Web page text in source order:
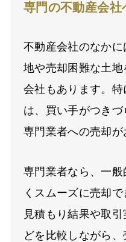
専門の不動産会社
不動産会社のなか
地や売却困難な土
会社もあります。
は、買い手がつきづ
専門業者への売却が
専門業者なら、一
くスムーズに売却で
見積もり結果や取
どを比較しながら